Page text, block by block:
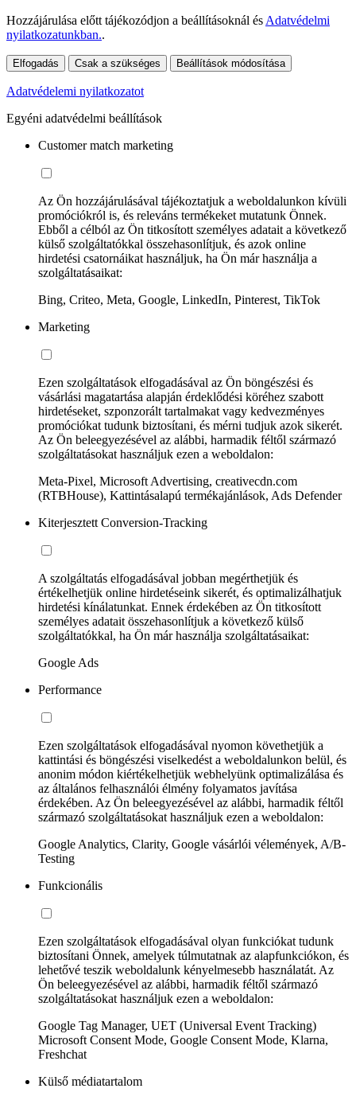
Hozzájárulása előtt tájékozódjon a beállításoknál és Adatvédelmi
nyilatkozatunkban..
Elfogadás Csak a szükséges Beállítások módosítása
Adatvédelemi nyilatkozatot
Egyéni adatvédelmi beállítások
Customer match marketing
Az Ön hozzájárulásával tájékoztatjuk a weboldalunkon kívüli
promóciókról is, és releváns termékeket mutatunk Önnek.
Ebből a célból az Ön titkosított személyes adatait a következő
külső szolgáltatókkal összehasonlítjuk, és azok online
hirdetési csatornáikat használjuk, ha Ön már használja a
szolgáltatásaikat:
Bing, Criteo, Meta, Google, LinkedIn, Pinterest, TikTok
Marketing
Ezen szolgáltatások elfogadásával az Ön böngészési és
vásárlási magatartása alapján érdeklődési köréhez szabott
hirdetéseket, szponzorált tartalmakat vagy kedvezményes
promóciókat tudunk biztosítani, és mérni tudjuk azok sikerét.
Az Ön beleegyezésével az alábbi, harmadik féltől származó
szolgáltatásokat használjuk ezen a weboldalon:
Meta-Pixel, Microsoft Advertising, creativecdn.com
(RTBHouse), Kattintásalapú termékajánlások, Ads Defender
Kiterjesztett Conversion-Tracking
A szolgáltatás elfogadásával jobban megérthetjük és
értékelhetjük online hirdetéseink sikerét, és optimalizálhatjuk
hirdetési kínálatunkat. Ennek érdekében az Ön titkosított
személyes adatait összehasonlítjuk a következő külső
szolgáltatókkal, ha Ön már használja szolgáltatásaikat:
Google Ads
Performance
Ezen szolgáltatások elfogadásával nyomon követhetjük a
kattintási és böngészési viselkedést a weboldalunkon belül, és
anonim módon kiértékelhetjük webhelyünk optimalizálása és
az általános felhasználói élmény folyamatos javítása
érdekében. Az Ön beleegyezésével az alábbi, harmadik féltől
származó szolgáltatásokat használjuk ezen a weboldalon:
Google Analytics, Clarity, Google vásárlói vélemények, A/B-
Testing
Funkcionális
Ezen szolgáltatások elfogadásával olyan funkciókat tudunk
biztosítani Önnek, amelyek túlmutatnak az alapfunkciókon, és
lehetővé teszik weboldalunk kényelmesebb használatát. Az
Ön beleegyezésével az alábbi, harmadik féltől származó
szolgáltatásokat használjuk ezen a weboldalon:
Google Tag Manager, UET (Universal Event Tracking)
Microsoft Consent Mode, Google Consent Mode, Klarna,
Freshchat
Külső médiatartalom